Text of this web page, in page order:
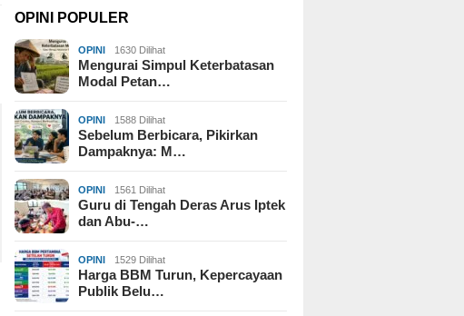
OPINI POPULER
OPINI 1630 Dilihat
Mengurai Simpul Keterbatasan
Modal Petan…
OPINI 1588 Dilihat
Sebelum Berbicara, Pikirkan
Dampaknya: M…
OPINI 1561 Dilihat
Guru di Tengah Deras Arus Iptek
dan Abu-…
OPINI 1529 Dilihat
Harga BBM Turun, Kepercayaan
Publik Belu…